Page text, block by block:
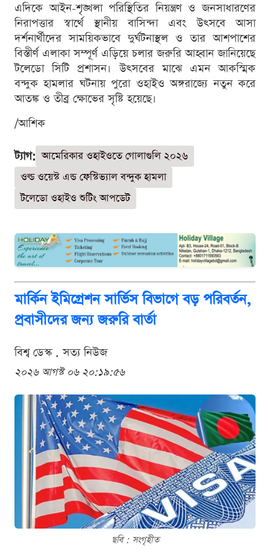
এদিকে আইন-শৃঙ্খলা পরিস্থিতির নিয়ন্ত্রণ ও জনসাধারণের
নিরাপত্তার স্বার্থে স্থানীয় বাসিন্দা এবং উৎসবে আসা
দর্শনার্থীদের সাময়িকভাবে দুর্ঘটনাস্থল ও তার আশপাশের
বিস্তীর্ণ এলাকা সম্পূর্ণ এড়িয়ে চলার জরুরি আহ্বান জানিয়েছে
টলেডো সিটি প্রশাসন। উৎসবের মাঝে এমন আকস্মিক
বন্দুক হামলার ঘটনায় পুরো ওহাইও অঙ্গরাজ্যে নতুন করে
আতঙ্ক ও তীব্র ক্ষোভের সৃষ্টি হয়েছে।
/আশিক
ট্যাগ: আমেরিকার ওহাইওতে গোলাগুলি ২০২৬
ওল্ড ওয়েস্ট এন্ড ফেস্টিভ্যাল বন্দুক হামলা
টলেডো ওহাইও শুটিং আপডেট
মার্কিন ইমিগ্রেশন সার্ভিস বিভাগে বড় পরিবর্তন,
প্রবাসীদের জন্য জরুরি বার্তা
বিশ্ব ডেস্ক . সত্য নিউজ
২০২৬ আগস্ট ০৬ ২০:১৯:৫৬
ছবি : সংগৃহীত